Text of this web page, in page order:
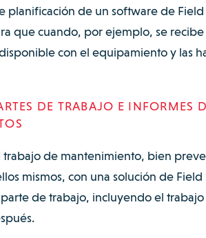
planificación de un software de
que cuando, por ejemplo, se
con el equipamiento y las
DE TRABAJO E INFORMES
trabajo de mantenimiento, bien
mismos, con una solución de
de trabajo, incluyendo el